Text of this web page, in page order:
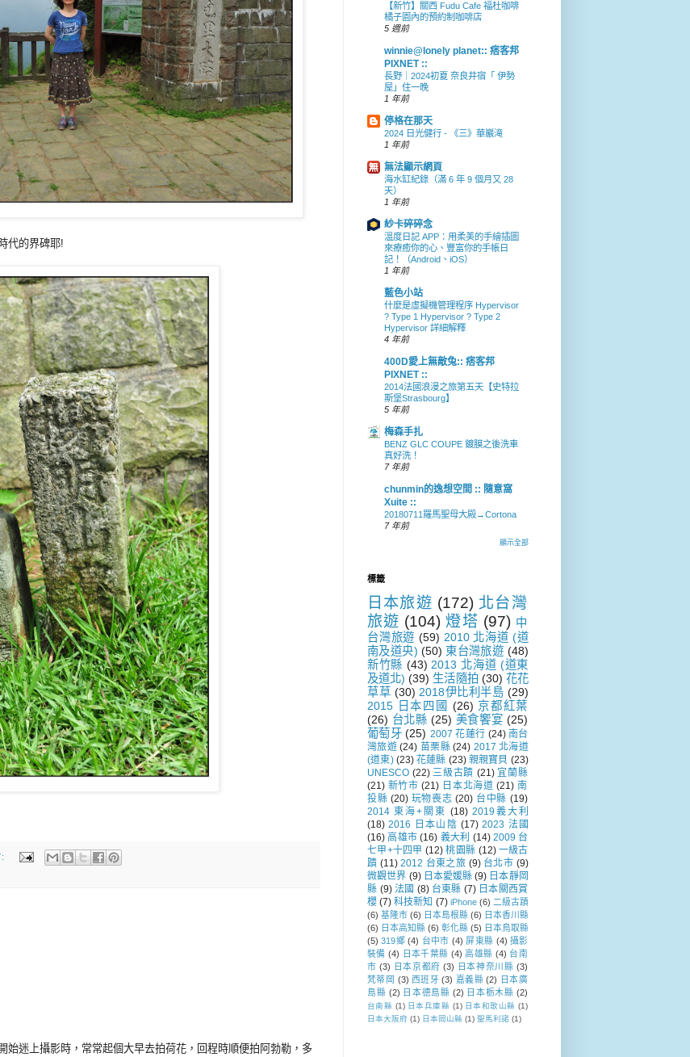
代的界碑耶!
始迷上攝影時，常常起個大早去拍荷花，回程時順便拍阿勃勒，多
【新竹】關西 Fudu Cafe 福杜咖啡
橘子園內的預約制咖啡店
5 週前
winnie@lonely planet:: 痞客邦
PIXNET ::
長野｜2024初夏 奈良井宿「 伊勢
屋」住一晚
1 年前
停格在那天
2024 日光健行 - 《三》華巖滝
1 年前
無法顯示網頁
海水缸紀錄（滿 6 年 9 個月又 28
天）
1 年前
紗卡碎碎念
溫度日記 APP：用柔美的手繪插圖
來療癒你的心、豐富你的手帳日
記！（Android、iOS）
1 年前
藍色小站
什麼是虛擬機管理程序 Hypervisor
? Type 1 Hypervisor ? Type 2
Hypervisor 詳細解釋
4 年前
400D愛上無敵兔:: 痞客邦
PIXNET ::
2014法國浪漫之旅第五天【史特拉
斯堡Strasbourg】
5 年前
梅森手扎
BENZ GLC COUPE 鍍膜之後洗車
真好洗！
7 年前
chunmin的逸想空間 :: 隨意窩
Xuite ::
20180711羅馬聖母大殿→Cortona
7 年前
顯示全部
標籤
日本旅遊 (172) 北台灣
旅遊 (104) 燈塔 (97) 中
台灣旅遊 (59) 2010 北海道 (道
南及道央) (50) 東台灣旅遊 (48)
新竹縣 (43) 2013 北海道 (道東
及道北) (39) 生活隨拍 (30) 花花
草草 (30) 2018伊比利半島 (29)
2015 日本四國 (26) 京都紅葉
(26) 台北縣 (25) 美食饗宴 (25)
葡萄牙 (25) 2007 花蓮行 (24) 南台
灣旅遊 (24) 苗栗縣 (24) 2017 北海道
(道東) (23) 花蓮縣 (23) 親親寶貝 (23)
UNESCO (22) 三級古蹟 (21) 宜蘭縣
(21) 新竹市 (21) 日本北海道 (21) 南
投縣 (20) 玩物喪志 (20) 台中縣 (19)
2014 東海+關東 (18) 2019義大利
(18) 2016 日本山陰 (17) 2023 法國
(16) 高雄市 (16) 義大利 (14) 2009 台
七甲+十四甲 (12) 桃園縣 (12) 一級古
蹟 (11) 2012 台東之旅 (9) 台北市 (9)
微觀世界 (9) 日本愛媛縣 (9) 日本靜岡
縣 (9) 法國 (8) 台東縣 (7) 日本關西賞
櫻 (7) 科技新知 (7) iPhone (6) 二級古蹟
(6) 基隆市 (6) 日本島根縣 (6) 日本香川縣
(6) 日本高知縣 (6) 彰化縣 (5) 日本鳥取縣
(5) 319鄉 (4) 台中市 (4) 屏東縣 (4) 攝影
裝備 (4) 日本千葉縣 (4) 高雄縣 (4) 台南
市 (3) 日本京都府 (3) 日本神奈川縣 (3)
梵蒂岡 (3) 西班牙 (3) 嘉義縣 (2) 日本廣
島縣 (2) 日本德島縣 (2) 日本栃木縣 (2)
台南縣 (1) 日本兵庫縣 (1) 日本和歌山縣 (1)
日本大阪府 (1) 日本岡山縣 (1) 聖馬利諾 (1)